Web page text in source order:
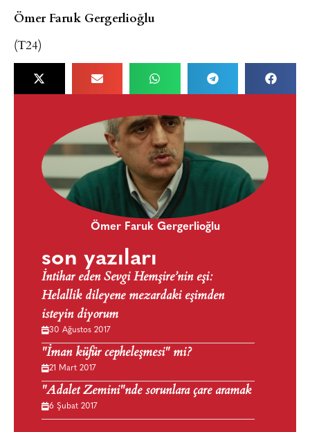
Ömer Faruk Gergerlioğlu
(T24)
Ömer Faruk Gergerlioğlu
son yazıları
İntihar eden Sevgi Hemşire’nin eşi:
Helallik dileyene mezardaki eşimden
isteyin diyorum
30 Ağustos 2017
"İman küfür cepheleşmesi" mi?
21 Mart 2017
"Adalet Zemini"nde sorunlara çare aramak
6 Şubat 2017